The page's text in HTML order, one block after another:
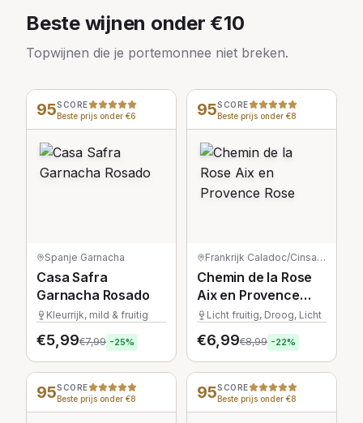
Beste wijnen onder €10
Topwijnen die je portemonnee niet breken.
95SCORE
Beste prijs onder €6
Spanje·Garnacha
Casa Safra
Garnacha Rosado
Kleurrijk, mild & fruitig
€5,99€7,99 -25%
95SCORE
Beste prijs onder €8
Frankrijk· Caladoc/Cinsault/Grenache/Syrah
Chemin de la Rose
Aix en Provence
Rose
Licht fruitig, Droog, Licht
€6,99€8,99 -22%
95SCORE
Beste prijs onder €8
95SCORE
Beste prijs onder €8